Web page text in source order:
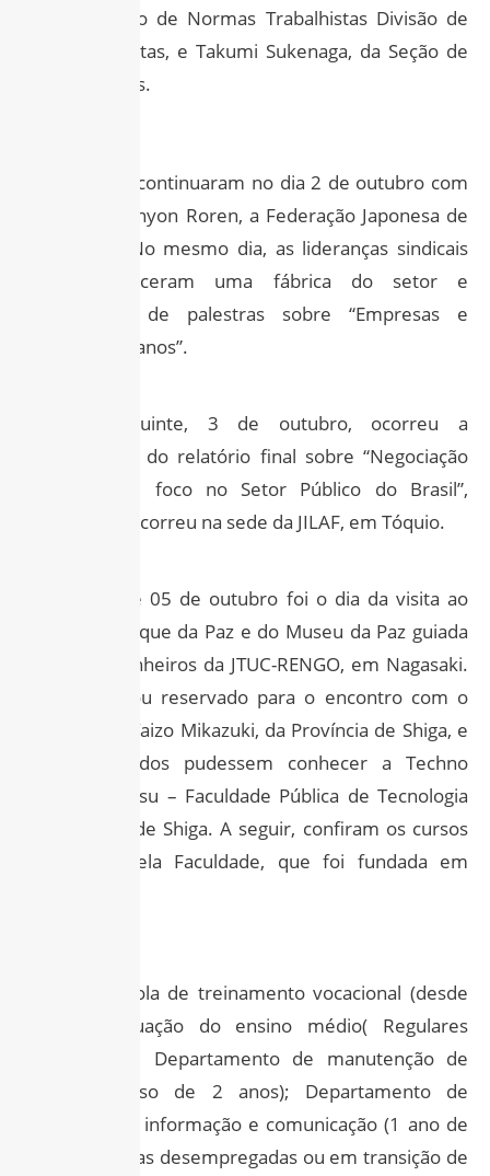
Departamento de Normas Trabalhistas Divisão de
Leis Trabalhistas, e Takumi Sukenaga, da Seção de
Regulamentos.
Os trabalhos continuaram no dia 2 de outubro com
as visitas a Unyon Roren, a Federação Japonesa de
Transporte. No mesmo dia, as lideranças sindicais
ainda conheceram uma fábrica do setor e
participaram de palestras sobre “Empresas e
Direitos Humanos”.
No dia seguinte, 3 de outubro, ocorreu a
apresentação do relatório final sobre “Negociação
Coletiva com foco no Setor Público do Brasil”,
reunião que ocorreu na sede da JILAF, em Tóquio.
Na manhã de 05 de outubro foi o dia da visita ao
Memorial Parque da Paz e do Museu da Paz guiada
pelos companheiros da JTUC-RENGO, em Nagasaki.
O dia 06 ficou reservado para o encontro com o
Governador Taizo Mikazuki, da Província de Shiga, e
para que todos pudessem conhecer a Techno
College Kasatsu – Faculdade Pública de Tecnologia
da Província de Shiga. A seguir, confiram os cursos
oferecidos pela Faculdade, que foi fundada em
Abertura Escola de treinamento vocacional (desde
1983); Graduação do ensino médio( Regulares
desde 2001); Departamento de manutenção de
veículos (curso de 2 anos); Departamento de
tecnologia da informação e comunicação (1 ano de
curso); Pessoas desempregadas ou em transição de